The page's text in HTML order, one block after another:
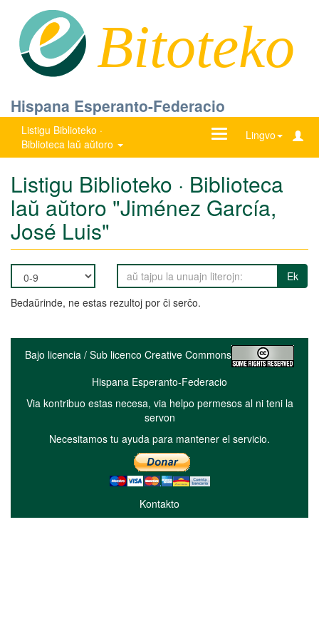
Bitoteko
Hispana Esperanto-Federacio
Listigu Biblioteko ·
Biblioteca laŭ aŭtoro
Lingvo
Ŝanĝu
Listigu Biblioteko · Biblioteca
laŭ aŭtoro "Jiménez García,
José Luis"
Ek
Bedaŭrinde, ne estas rezultoj por ĉi serĉo.
Bajo licencia / Sub licenco Creative Commons
Hispana Esperanto-Federacio
Via kontribuo estas necesa, via helpo permesos al ni teni la
servon
Necesitamos tu ayuda para mantener el servicio.
Kontakto